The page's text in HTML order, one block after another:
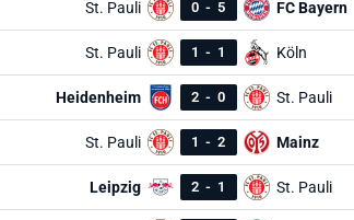
St. Pauli 0 - 5 FC Bayern
St. Pauli 1 - 1 Köln
Heidenheim 2 - 0 St. Pauli
St. Pauli 1 - 2 Mainz
Leipzig 2 - 1 St. Pauli